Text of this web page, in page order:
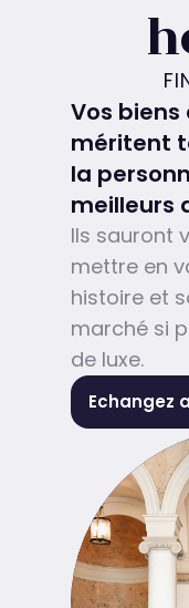
Vos
méritent
la
meilleurs
Ils sauront
mettre en
histoire et
marché si
de luxe.
Echangez